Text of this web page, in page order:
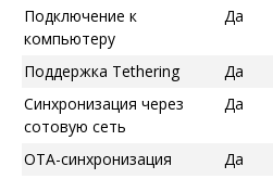
Подключение к
компьютеру
Да
Поддержка Tethering Да
Синхронизация через
сотовую сеть
Да
OTA-синхронизация Да